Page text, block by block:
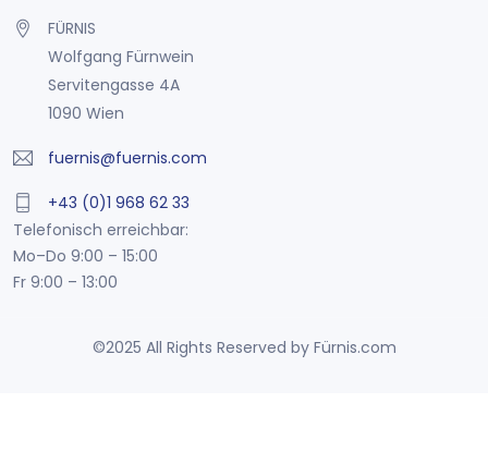
FÜRNIS
Wolfgang Fürnwein
Servitengasse 4A
1090 Wien
fuernis@fuernis.com
+43 (0)1 968 62 33
Telefonisch erreichbar:
Mo–Do 9:00 – 15:00
Fr 9:00 – 13:00
©2025 All Rights Reserved by Fürnis.com